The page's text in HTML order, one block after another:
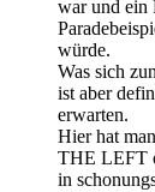
war und ein
würde.
Was sich
ist aber
erwarten.
Hier hat
THE LEFT
in